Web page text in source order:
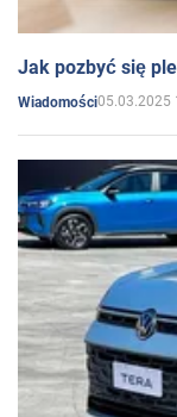
Jak pozbyć się
Wiadomości05.03.2025